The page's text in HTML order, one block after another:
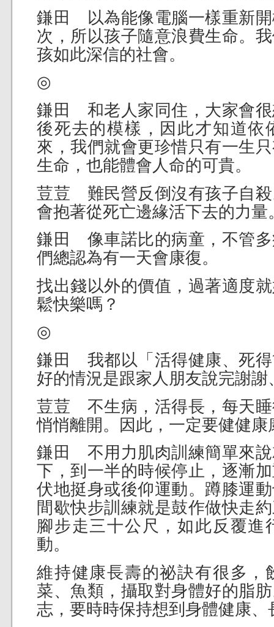
鎌田 以為能像電腦一樣重新
次，所以孩子隨意浪費生命。
孩如此深信的社會。
◎
鎌田 和老人家同住，大家會
後死去的模樣，因此才知道依
來，我們就會更珍惜只有一生
生命，也能體會人命的可貴。
荳荳 難民營反倒沒有孩子自
會抱著從死亡邊緣活下去的力量
鎌田 像車諾比的病童，不管
們總認為有一天會康復。
找出錢以外的價值，過著適度
鬆快樂嗎？
◎
鎌田 我都以「活得健康、死
好的情況是跟家人朋友說完謝
荳荳 不生病，活得長，每天
悄悄離開。因此，一定要健健康
鎌田 不用力肌肉訓練簡單來
下，到一半的時候停止，逐漸
伏地挺身或後仰運動。蹲膝運
間歇快步訓練就是鼓作做快走
腳步走三十公尺，如此反覆進
動。
維持健康長壽的祕訣有很多，
菜、魚類，攝取對身體好的脂
志，要時時保持想到身體健康